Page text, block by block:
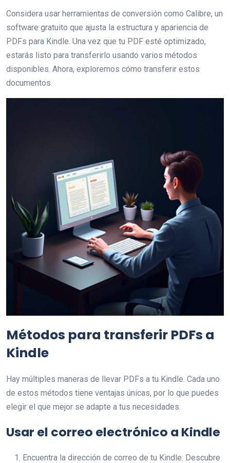
Considera usar herramientas de conversión como Calibre, un
software gratuito que ajusta la estructura y apariencia de
PDFs para Kindle. Una vez que tu PDF esté optimizado,
estarás listo para transferirlo usando varios métodos
disponibles. Ahora, exploremos cómo transferir estos
documentos.
Métodos para transferir PDFs a
Kindle
Hay múltiples maneras de llevar PDFs a tu Kindle. Cada uno
de estos métodos tiene ventajas únicas, por lo que puedes
elegir el que mejor se adapte a tus necesidades.
Usar el correo electrónico a Kindle
Encuentra la dirección de correo de tu Kindle: Descubre